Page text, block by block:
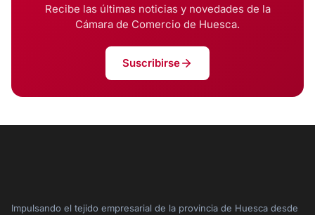
Recibe las últimas noticias y novedades de la
Cámara de Comercio de Huesca.
Suscribirse
Impulsando el tejido empresarial de la provincia de Huesca desde